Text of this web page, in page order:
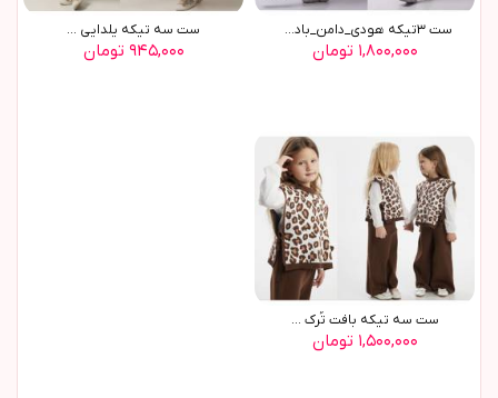
ست ٣تيکه هودي_دامن_بادي ...
۱,۸۰۰,۰۰۰ تومان
ست سه تيکه يلدايي ...
۹۴۵,۰۰۰ تومان
ست سه تیکه بافت تُرک ...
۱,۵۰۰,۰۰۰ تومان